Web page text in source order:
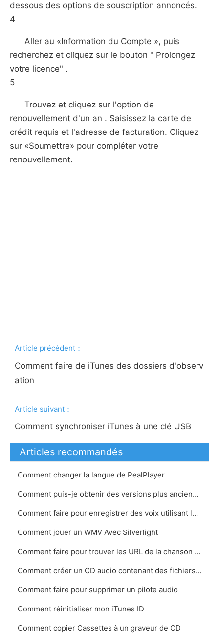
dessous des options de souscription annoncés.
4
Aller au «Information du Compte », puis
recherchez et cliquez sur le bouton " Prolongez
votre licence" .
5
Trouvez et cliquez sur l'option de
renouvellement d'un an . Saisissez la carte de
crédit requis et l'adresse de facturation. Cliquez
sur «Soumettre» pour compléter votre
renouvellement.
Article précédent：
Comment faire de iTunes des dossiers d'observ
ation
Article suivant：
Comment synchroniser iTunes à une clé USB
Articles recommandés
Comment changer la langue de RealPlayer
Comment puis-je obtenir des versions plus anciennes de Limewire
Comment faire pour enregistrer des voix utilisant la raison Software Virtual Studio
Comment jouer un WMV Avec Silverlight
Comment faire pour trouver les URL de la chanson sur iTunes
Comment créer un CD audio contenant des fichiers MP3 , il
Comment faire pour supprimer un pilote audio
Comment réinitialiser mon iTunes ID
Comment copier Cassettes à un graveur de CD